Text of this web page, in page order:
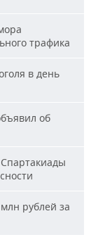
трафика
в день
об
рублей за